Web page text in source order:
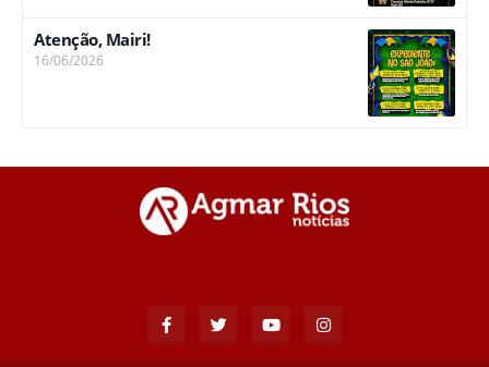
Atenção, Mairi!
16/06/2026